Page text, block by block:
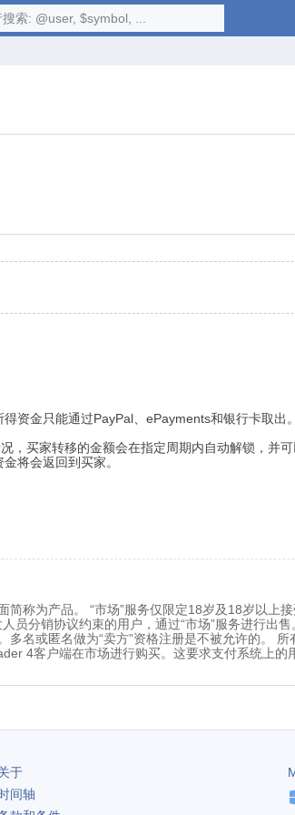
索: @user, $symbol, ...
资金只能通过PayPal、ePayments和银行卡取出。
买家转移的金额会在指定周期内自动解锁，并可
将会返回到买家。
称为产品。 “市场”服务仅限定18岁及18岁以上
分销协议约束的用户，通过“市场”服务进行出
名或匿名做为“卖方”资格注册是不被允许的。
4客户端在市场进行购买。这要求支付系统上的
于
间轴